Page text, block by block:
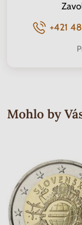
+421
Mohlo by